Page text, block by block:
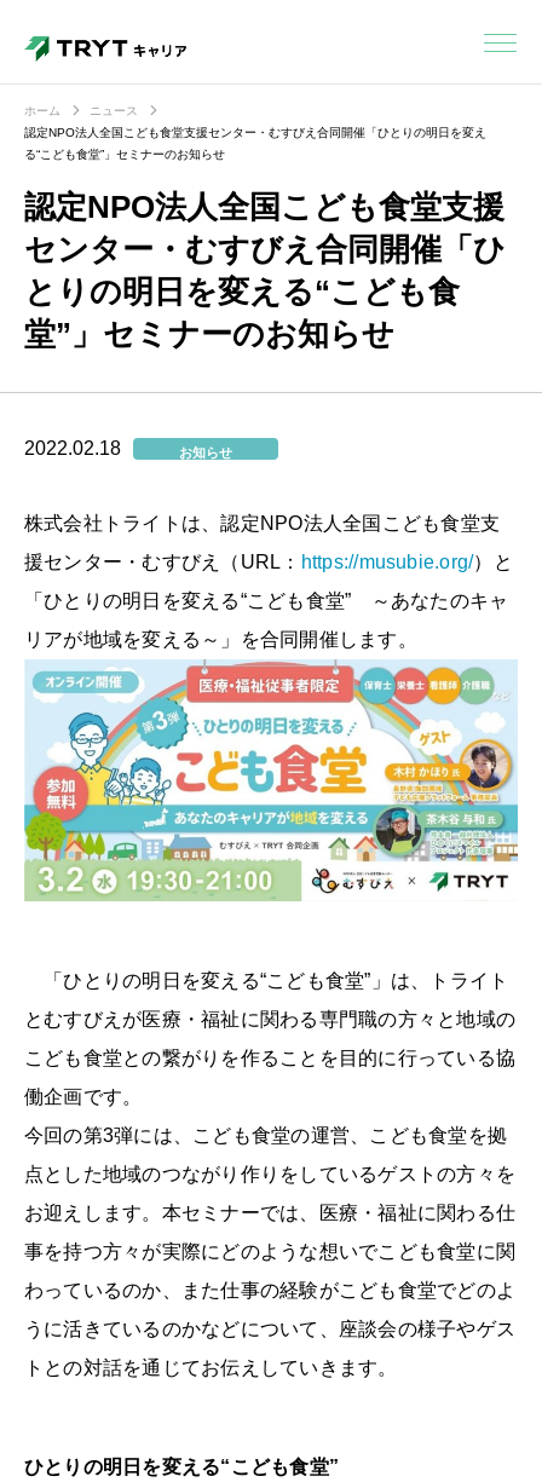
ホーム
ニュース
認定NPO法人全国こども食堂支援センター・むすびえ合同開催「ひとりの明日を変え
る“こども食堂”」セミナーのお知らせ
認定NPO法人全国こども食堂支援
センター・むすびえ合同開催「ひ
とりの明日を変える“こども食
堂”」セミナーのお知らせ
2022.02.18 お知らせ
株式会社トライトは、認定NPO法人全国こども食堂支
援センター・むすびえ（URL： https://musubie.org/）と
「ひとりの明日を変える“こども食堂” ～あなたのキャ
リアが地域を変える～」を合同開催します。
「ひとりの明日を変える“こども食堂”」は、トライト
とむすびえが医療・福祉に関わる専門職の方々と地域の
こども食堂との繋がりを作ることを目的に行っている協
働企画です。
今回の第3弾には、こども食堂の運営、こども食堂を拠
点とした地域のつながり作りをしているゲストの方々を
お迎えします。本セミナーでは、医療・福祉に関わる仕
事を持つ方々が実際にどのような想いでこども食堂に関
わっているのか、また仕事の経験がこども食堂でどのよ
うに活きているのかなどについて、座談会の様子やゲス
トとの対話を通じてお伝えしていきます。
ひとりの明日を変える“こども食堂”